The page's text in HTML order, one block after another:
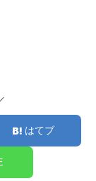
はてブ